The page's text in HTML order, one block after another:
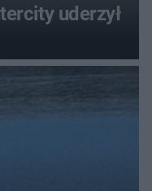
uderzył